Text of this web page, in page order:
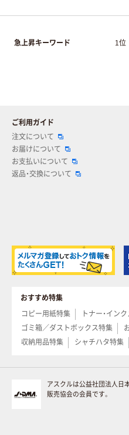
急上昇キーワード 1位
ご利用ガイド
注文について
お届けについて
お支払いについて
返品・交換について
おすすめ特集
コピー用紙特集
トナー・イン
ゴミ箱／ダストボックス特集
収納用品特集
シャチハタ特集
アスクルは公益社団法人日
販売協会の会員です。